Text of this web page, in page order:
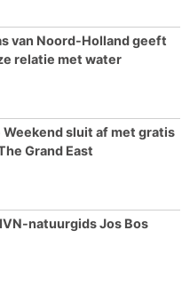
van Noord-Holland geeft
relatie met water
Weekend sluit af met gratis
Grand East
natuurgids Jos Bos